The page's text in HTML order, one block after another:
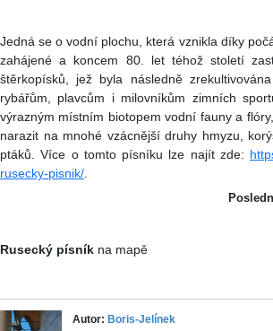
Jedná se o vodní plochu, která vznikla díky
zahájené a koncem 80. let téhož století
štěrkopísků, jež byla následně
rybářům, plavcům i milovníkům zimních
výrazným místním biotopem vodní fauny a
narazit na mnohé vzácnější druhy hmyzu,
ptáků. Více o tomto písníku lze najít zde:
rusecky-pisnik/
Rusecký písník na mapě
Autor: Boris-Jelínek